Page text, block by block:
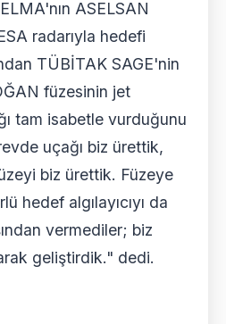
ASELSAN
radarıyla hedefi
TÜBİTAK SAGE'nin
füzesinin jet
tam isabetle vurduğunu
uçağı biz ürettik,
biz ürettik. Füzeye
hedef algılayıcıyı da
vermediler; biz
geliştirdik." dedi.